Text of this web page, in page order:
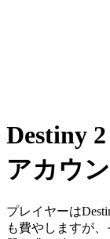
Destiny
アカウ
プレイヤーは
も費やしますが